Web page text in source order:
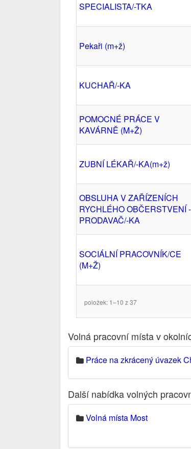
SPECIALISTA/-TKA
Pekaři (m+ž)
KUCHAŘ/-KA
POMOCNÉ PRÁCE V
KAVÁRNĚ (M+Ž)
ZUBNÍ LÉKAŘ/-KA(m+ž)
OBSLUHA V ZAŘÍZENÍCH
RYCHLÉHO OBČERSTVENÍ -
PRODAVAČ/-KA
SOCIÁLNÍ PRACOVNÍK/CE
(M+Ž)
položek: 1–10 z 37
Volná pracovní místa v
Práce na zkrácený úvazek
Další nabídka volných
Volná místa Most